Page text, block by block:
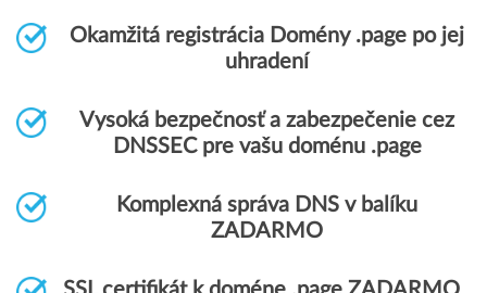
Okamžitá registrácia Domény .page po jej
uhradení
Vysoká bezpečnosť a zabezpečenie cez
DNSSEC pre vašu doménu .page
Komplexná správa DNS v balíku
ZADARMO